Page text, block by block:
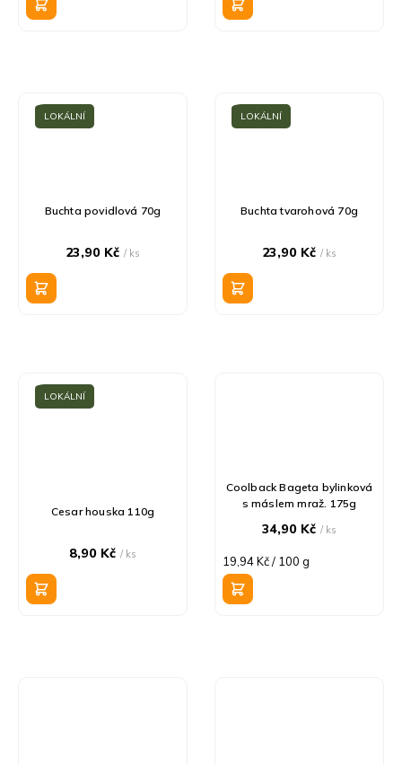
LOKÁLNÍ
Buchta povidlová 70g
23,90 Kč/ ks
LOKÁLNÍ
Buchta tvarohová 70g
23,90 Kč/ ks
LOKÁLNÍ
Cesar houska 110g
8,90 Kč / ks
Coolback Bageta bylinková
s máslem mraž. 175g
34,90 Kč/ ks
Měrná
cena:
19,94 Kč / 100 g